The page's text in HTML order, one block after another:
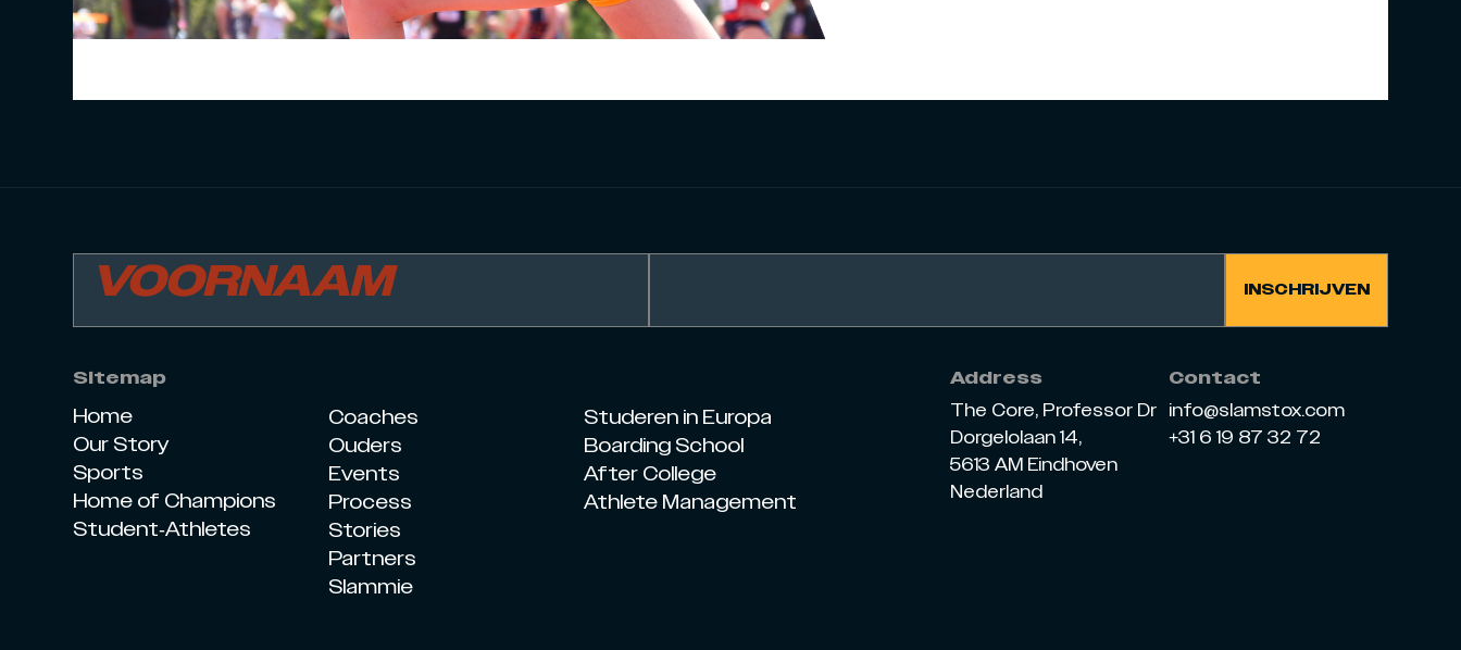
Sitemap
Home
Our Story
Sports
Home of Champions
Student-Athletes
Coaches
Ouders
Events
Process
Stories
Partners
Slammie
Studeren in Europa
Boarding School
After College
Athlete Management
Address
The Core, Professor Dr
Dorgelolaan 14,
5613 AM Eindhoven
Nederland
Contact
info@slamstox.com
+31 6 19 87 32 72